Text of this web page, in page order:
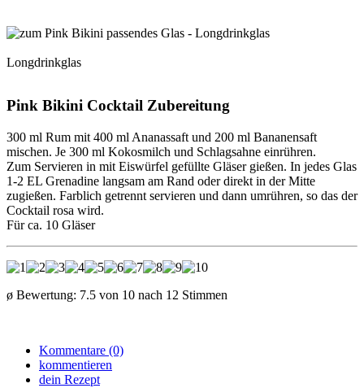
Longdrinkglas
Pink Bikini Cocktail Zubereitung
300 ml Rum mit 400 ml Ananassaft und 200 ml Bananensaft
mischen. Je 300 ml Kokosmilch und Schlagsahne einrühren.
Zum Servieren in mit Eiswürfel gefüllte Gläser gießen. In jedes Glas
1-2 EL Grenadine langsam am Rand oder direkt in der Mitte
zugießen. Farblich getrennt servieren und dann umrühren, so das der
Cocktail rosa wird.
Für ca. 10 Gläser
ø Bewertung: 7.5 von 10 nach 12 Stimmen
Kommentare (0)
kommentieren
dein Rezept